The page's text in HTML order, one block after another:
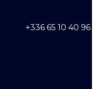
+336 65 10 40 96